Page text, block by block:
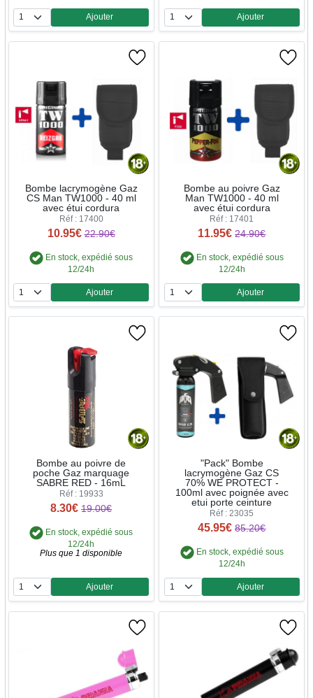
Quantité
Ajouter
Quantité
Ajouter
Bombe lacrymogène Gaz
CS Man TW1000 - 40 ml
avec étui cordura
Réf : 17400
10.95€ 22.90€
En stock, expédié sous
12/24h
Quantité
Ajouter
Bombe au poivre Gaz
Man TW1000 - 40 ml
avec étui cordura
Réf : 17401
11.95€ 24.90€
En stock, expédié sous
12/24h
Quantité
Ajouter
Bombe au poivre de
poche Gaz marquage
SABRE RED - 16mL
Réf : 19933
8.30€ 19.00€
En stock, expédié sous
12/24h
Plus que 1 disponible
Quantité
Ajouter
"Pack" Bombe
lacrymogène Gaz CS
70% WE PROTECT -
100ml avec poignée avec
etui porte ceinture
Réf : 23035
45.95€ 85.20€
En stock, expédié sous
12/24h
Quantité
Ajouter